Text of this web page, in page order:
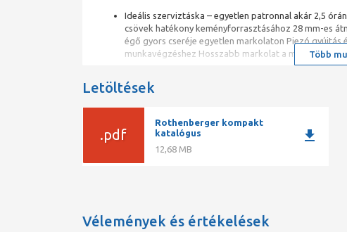
Ideális szerviztáska – egyetlen patronnal akár 2,5
csövek hatékony keményforrasztásához 28 mm-es
égő gyors cseréje egyetlen markolaton Piezó gyújtás
munkavégzéshez Hosszabb markolat a mégTöbb
Letöltések
.pdf
Rothenberger kompakt
katalógus
12,68 MB
download
Vélemények és értékelések